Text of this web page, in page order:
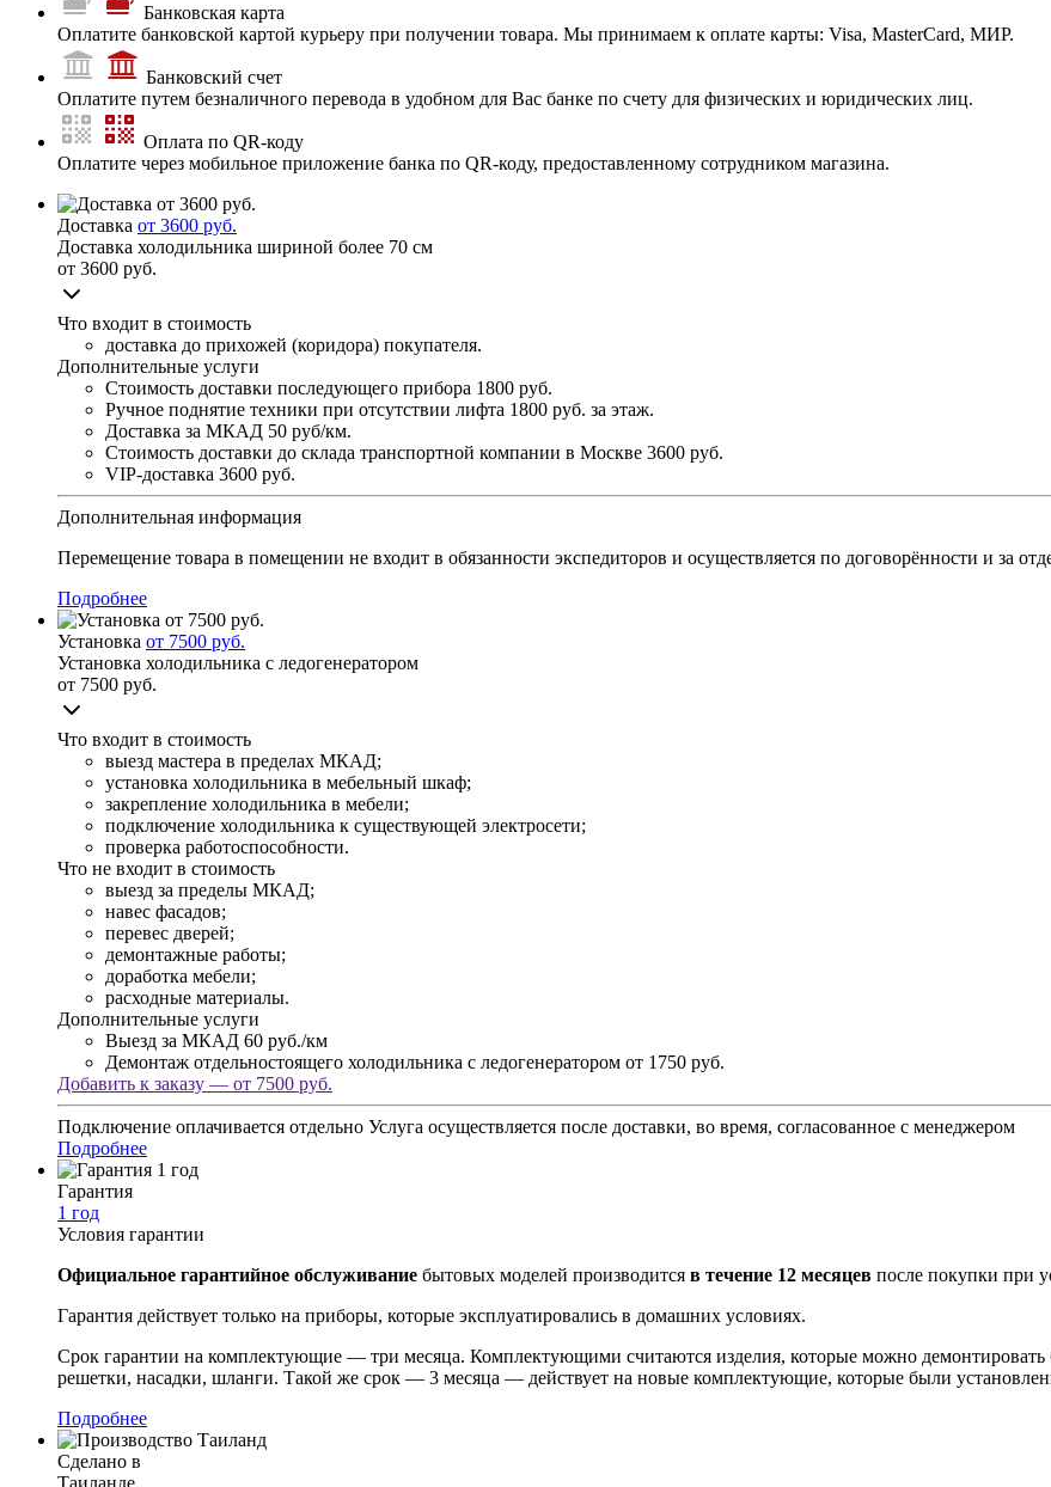
Банковская карта
Оплатите банковской картой курьеру при получении товара. Мы принимаем к оплате карты: Visa, MasterCard, МИР.
Банковский счет
Оплатите путем безналичного перевода в удобном для Вас банке по счету для физических и юридических лиц.
Оплата по QR-коду
Оплатите через мобильное приложение банка по QR-коду, предоставленному сотрудником магазина.
Доставка от 3600 руб.
Доставка холодильника шириной более 70 см
от 3600 руб.
Что входит в стоимость
доставка до прихожей (коридора) покупателя.
Дополнительные услуги
Стоимость доставки последующего прибора 1800 руб.
Ручное поднятие техники при отсутствии лифта 1800 руб. за этаж.
Доставка за МКАД 50 руб/км.
Стоимость доставки до склада транспортной компании в Москве 3600 руб.
VIP-доставка 3600 руб.
Дополнительная информация
Перемещение товара в помещении не входит в обязанности экспедиторов и осуществляется по договорённости и за
Подробнее
Установка от 7500 руб.
Установка холодильника с ледогенератором
от 7500 руб.
Что входит в стоимость
выезд мастера в пределах МКАД;
установка холодильника в мебельный шкаф;
закрепление холодильника в мебели;
подключение холодильника к существующей электросети;
проверка работоспособности.
Что не входит в стоимость
выезд за пределы МКАД;
навес фасадов;
перевес дверей;
демонтажные работы;
доработка мебели;
расходные материалы.
Дополнительные услуги
Выезд за МКАД 60 руб./км
Демонтаж отдельностоящего холодильника с ледогенератором от 1750 руб.
Добавить к заказу — от 7500 руб.
Подключение оплачивается отдельно Услуга осуществляется после доставки, во время, согласованное с менеджером
Подробнее
Гарантия
1 год
Условия гарантии
Официальное гарантийное обслуживание бытовых моделей производится в течение 12 месяцев после покупки при
Гарантия действует только на приборы, которые эксплуатировались в домашних условиях.
Срок гарантии на комплектующие — три месяца. Комплектующими считаются изделия, которые можно демонтировать
решетки, насадки, шланги. Такой же срок — 3 месяца — действует на новые комплектующие, которые были
Подробнее
Сделано в
Таиланде